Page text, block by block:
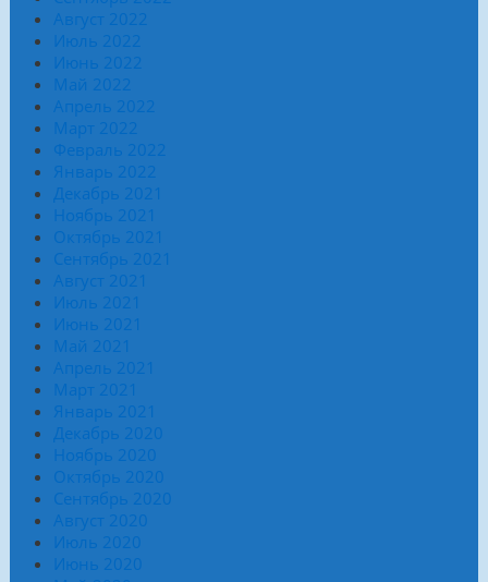
Август 2022
Июль 2022
Июнь 2022
Май 2022
Апрель 2022
Март 2022
Февраль 2022
Январь 2022
Декабрь 2021
Ноябрь 2021
Октябрь 2021
Сентябрь 2021
Август 2021
Июль 2021
Июнь 2021
Май 2021
Апрель 2021
Март 2021
Январь 2021
Декабрь 2020
Ноябрь 2020
Октябрь 2020
Сентябрь 2020
Август 2020
Июль 2020
Июнь 2020